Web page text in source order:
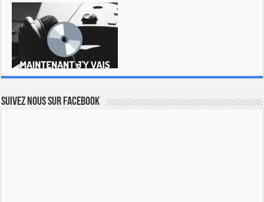
Suivez nous sur Facebook